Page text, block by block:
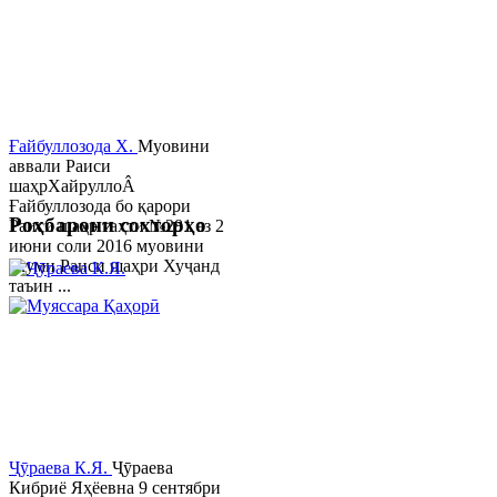
Ғайбуллозода Х. Муовини
аввали Раиси
шаҳрХайруллоÂ
Ғайбуллозода бо қарори
Раиси шаҳр таҳти №281 аз 2
июни соли 2016 муовини
якуми Раиси шаҳри Хуҷанд
таъин ...
Роҳбарони сохторҳо
Ҷӯраева К.Я. Ҷӯраева
Кибриё Яҳёевна 9 сентябри